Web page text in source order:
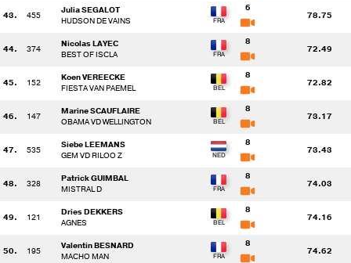
43. 455
Julia SEGALOT
HUDSON DE VAINS
6
78.75
44. 374
Nicolas LAYEC
BEST OF ISCLA
8
72.49
45. 152
Koen VEREECKE
FIESTA VAN PAEMEL
8
72.82
46. 147
Marine SCAUFLAIRE
OBAMA VD WELLINGTON
8
73.17
47. 535
Siebe LEEMANS
GEM VD RILOO Z
8
73.43
48. 328
Patrick GUIMBAL
MISTRAL D
8
74.03
49. 121
Dries DEKKERS
AGNES
8
74.16
50. 195
Valentin BESNARD
MACHO MAN
8
74.62